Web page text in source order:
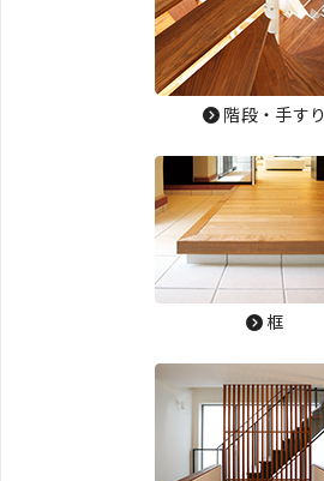
階段・手すり
框